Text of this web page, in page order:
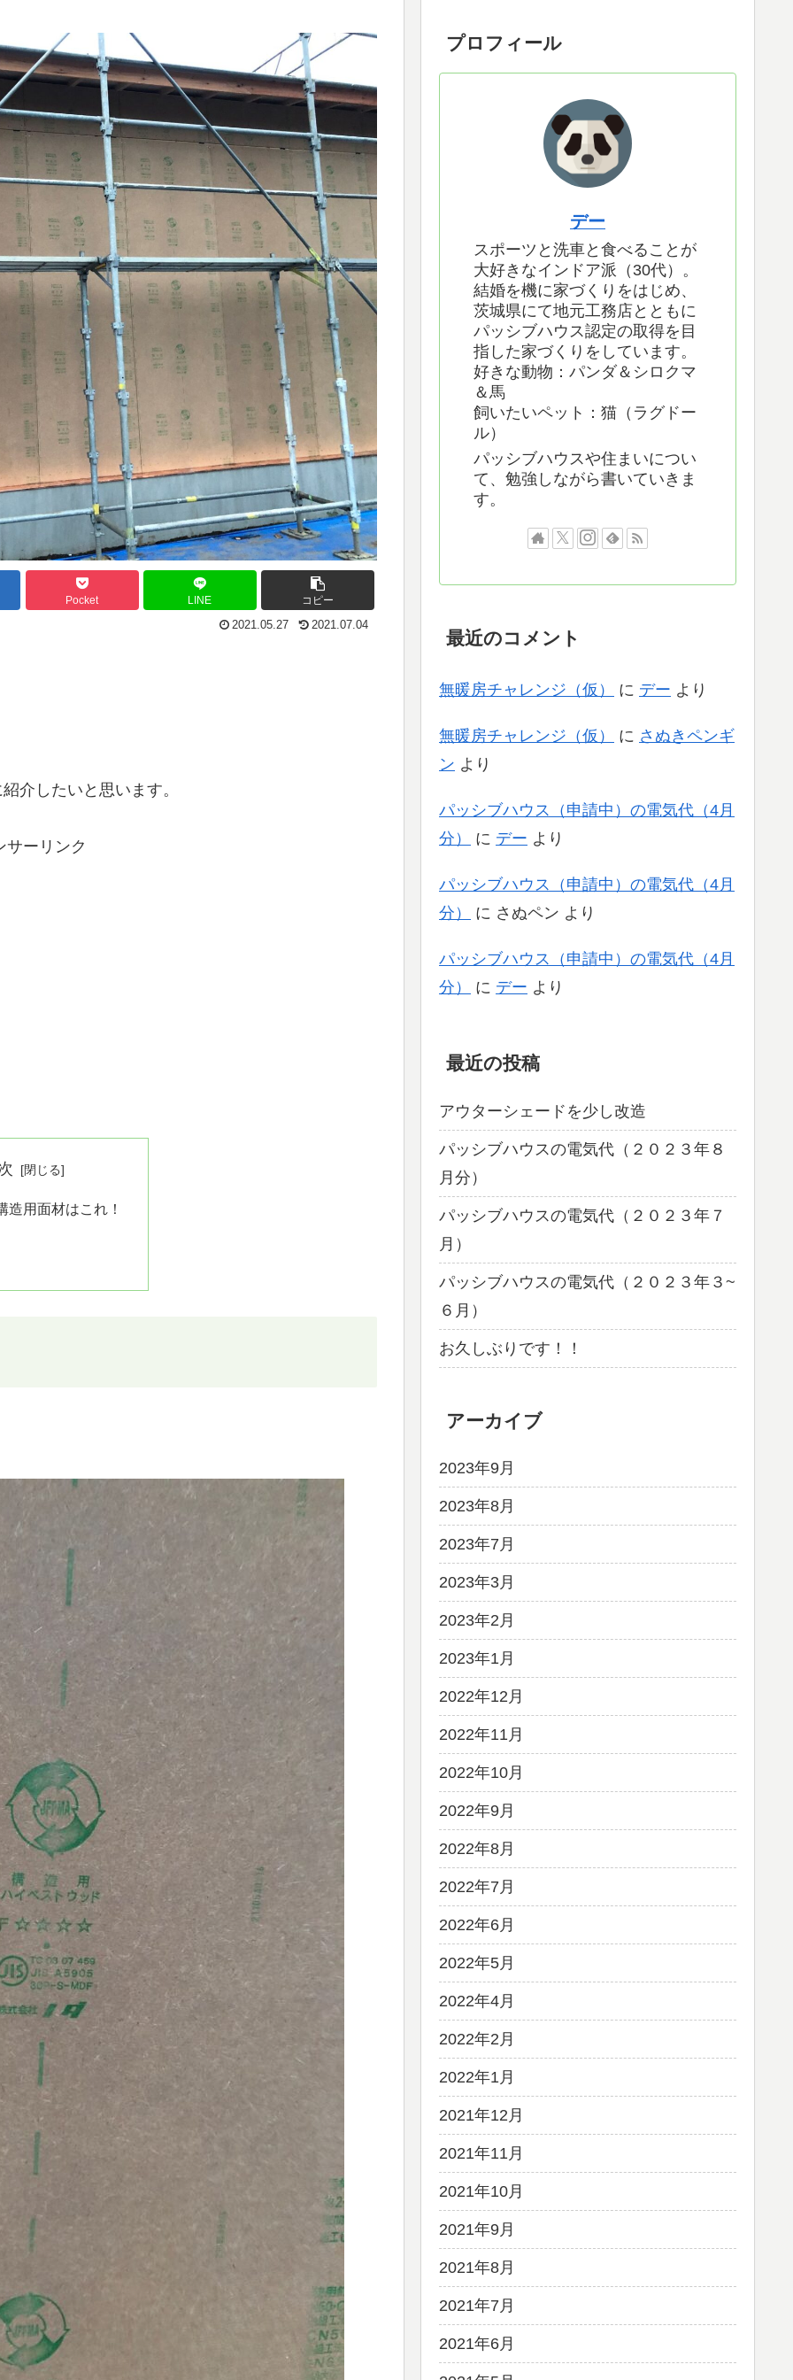
Pocket LINE コピー
2021.05.27 2021.07.04
介したいと思います。
サーリンク
造用面材はこれ！
プロフィール
デー
スポーツと洗車と食べることが
大好きなインドア派（30代）。
結婚を機に家づくりをはじめ、
茨城県にて地元工務店とともに
パッシブハウス認定の取得を目
指した家づくりをしています。
好きな動物：パンダ＆シロクマ
＆馬
飼いたいペット：猫（ラグドー
ル）
パッシブハウスや住まいについ
て、勉強しながら書いていきま
す。
最近のコメント
無暖房チャレンジ（仮） に デー より
無暖房チャレンジ（仮） に さぬきペンギ
ン より
パッシブハウス（申請中）の電気代（4月
分）
に デー より
パッシブハウス（申請中）の電気代（4月
分）
に さぬペン より
パッシブハウス（申請中）の電気代（4月
分）
に デー より
最近の投稿
アウターシェードを少し改造
パッシブハウスの電気代（２０２３年８
月分）
パッシブハウスの電気代（２０２３年７
月）
パッシブハウスの電気代（２０２３年３~
６月）
お久しぶりです！！
アーカイブ
2023年9月
2023年8月
2023年7月
2023年3月
2023年2月
2023年1月
2022年12月
2022年11月
2022年10月
2022年9月
2022年8月
2022年7月
2022年6月
2022年5月
2022年4月
2022年2月
2022年1月
2021年12月
2021年11月
2021年10月
2021年9月
2021年8月
2021年7月
2021年6月